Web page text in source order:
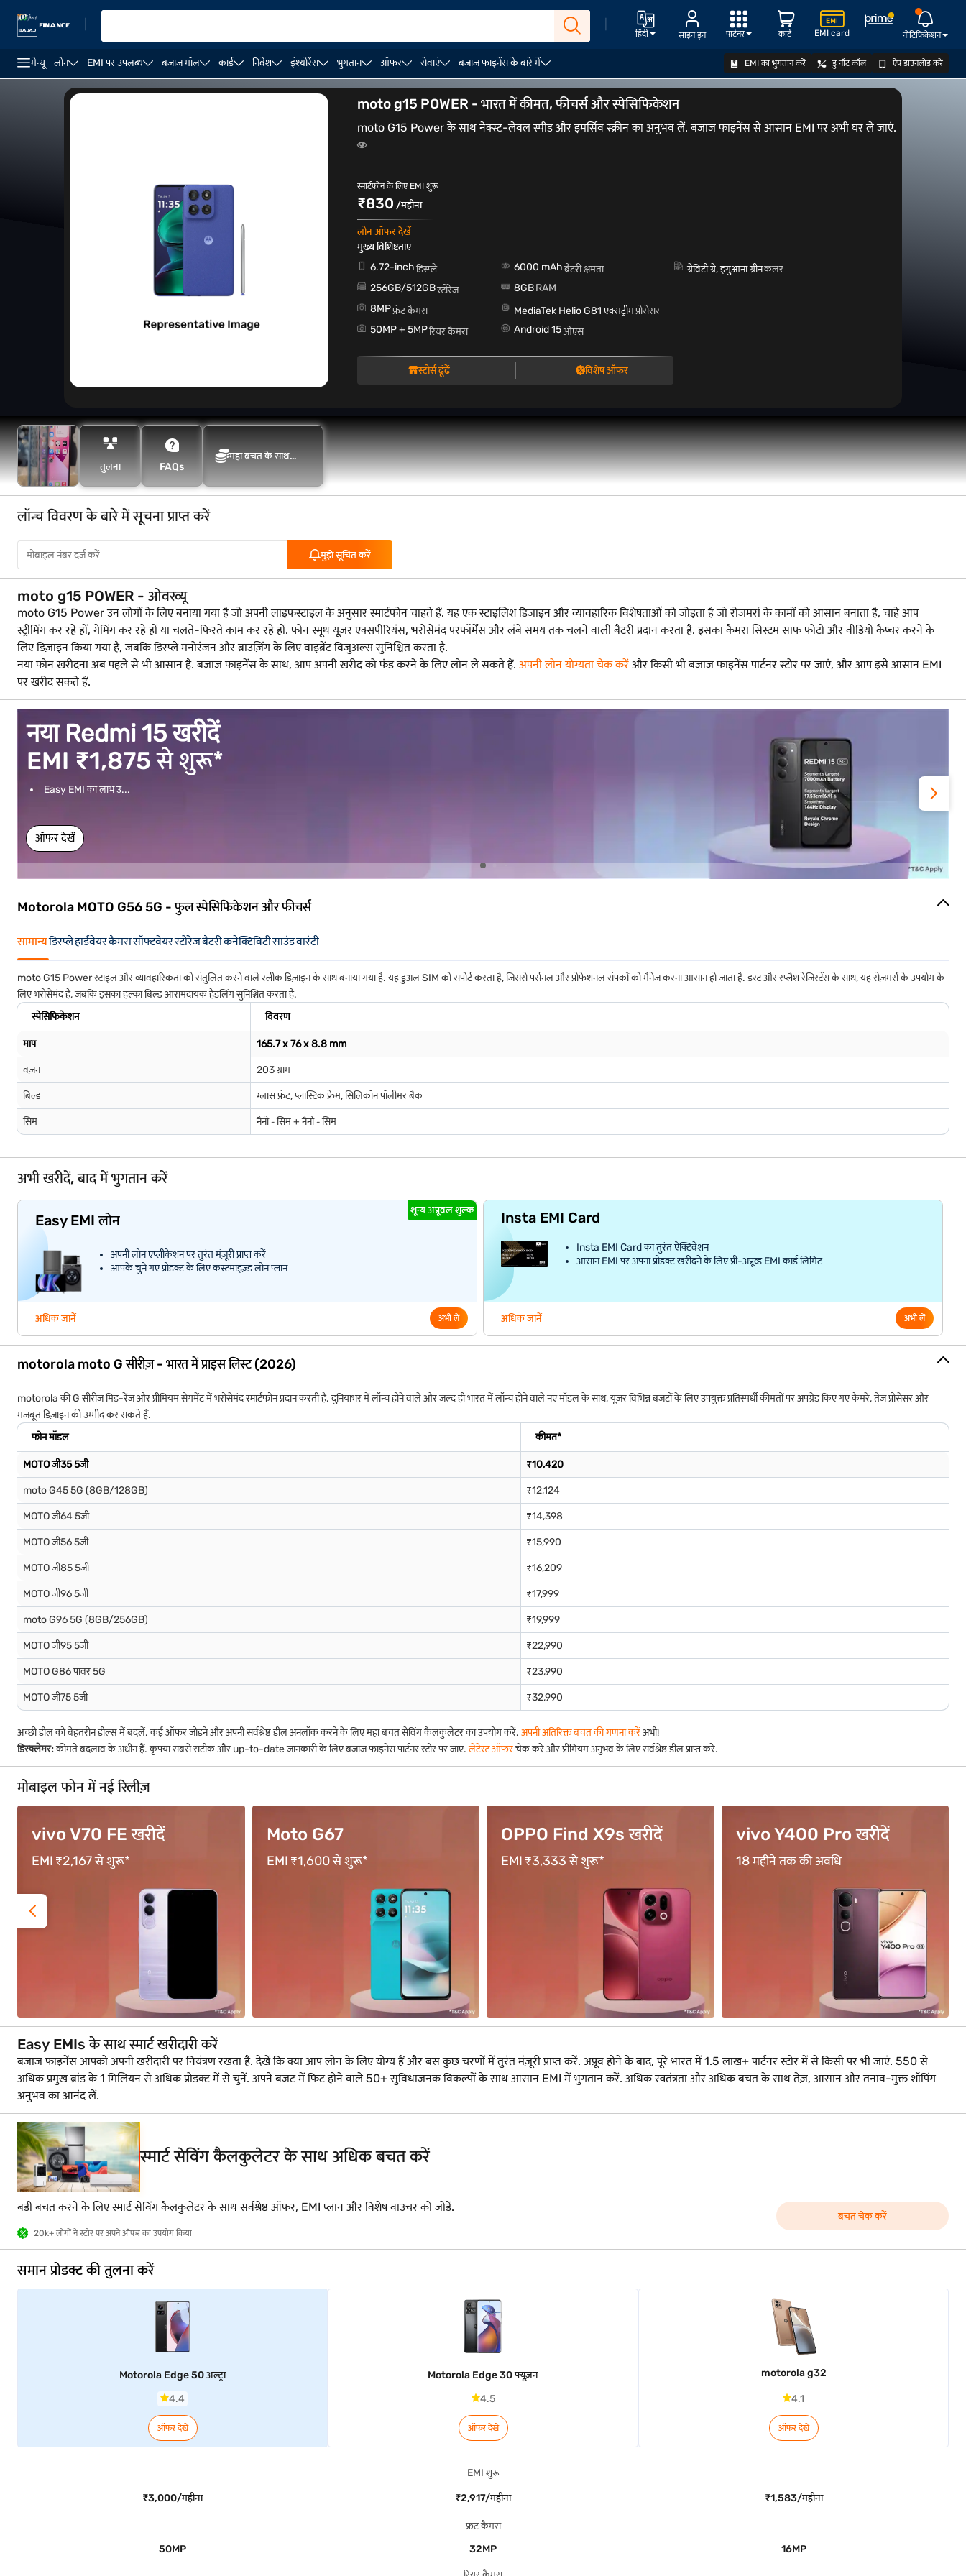
हिंदी साइन इन EMI card नोटिफिकेशन
कार्ट
पार्टनर
मेन्यू लोन EMI पर उपलब्ध बजाज मॉल कार्ड निवेश इंश्योरेंस भुगतान ऑफर सेवाएं बजाज फाइनेंस के बारे में EMI का भुगतान करें डु नॉट कॉल ऐप डाउनलोड करें
Motorola रेज़र 50 अल्ट्रा Motorola रेजर 60 Motorola रेजर 50 Motorola रेज़र 60 अल्ट्रा ऑफर देखें
moto g15 POWER - भारत में कीमत, फीचर्स और स्पेसिफिकेशन
moto G15 Power के साथ नेक्स्ट-लेवल स्पीड और इमर्सिव स्क्रीन का अनुभव लें. बजाज फाइनेंस से आसान EMI पर अभी घर ले जाएं.
स्मार्टफोन के लिए EMI शुरू
₹830 /महीना
लोन ऑफर देखें
मुख्य विशिष्टताएं
6.72-inchडिस्प्ले
256GB/512GBस्टोरेज
8MPफ्रंट कैमरा
50MP + 5MPरियर कैमरा
6000 mAhबैटरी क्षमता
8GBRAM
MediaTek Helio G81 एक्सट्रीमप्रोसेसर
Android 15ओएस
ग्रेविटी ग्रे, इगुआना ग्रीनकलर
स्टोर्स ढूंढें विशेष ऑफर
तुलना FAQs
महा बचत के साथ
लॉन्च विवरण के बारे में सूचना प्राप्त करें
मुझे सूचित करें
moto g15 POWER - ओवरव्यू
moto G15 Power उन लोगों के लिए बनाया गया है जो अपनी लाइफस्टाइल के अनुसार स्मार्टफोन चाहते हैं. यह एक स्टाइलिश डिज़ाइन और व्यावहारिक विशेषताओं को जोड़ता है जो रोजमर्रा के कामों को आसान बनाता है, चाहे आप
स्ट्रीमिंग कर रहे हों, गेमिंग कर रहे हों या चलते-फिरते काम कर रहे हों. फोन स्मूथ यूज़र एक्सपीरियंस, भरोसेमंद परफॉर्मेंस और लंबे समय तक चलने वाली बैटरी प्रदान करता है. इसका कैमरा सिस्टम साफ फोटो और वीडियो कैप्चर करने के
लिए डिज़ाइन किया गया है, जबकि डिस्प्ले मनोरंजन और ब्राउज़िंग के लिए वाइब्रेंट विजुअल्स सुनिश्चित करता है.
नया फोन खरीदना अब पहले से भी आसान है. बजाज फाइनेंस के साथ, आप अपनी खरीद को फंड करने के लिए लोन ले सकते हैं. अपनी लोन योग्यता चेक करें और किसी भी बजाज फाइनेंस पार्टनर स्टोर पर जाएं, और आप इसे आसान EMI
पर खरीद सकते हैं.
नया Redmi 15 खरीदें
EMI ₹1,875 से शुरू*
Easy EMI का लाभ उ...
ऑफर देखें
Motorola MOTO G56 5G - फुल स्पेसिफिकेशन और फीचर्स
सामान्यडिस्प्लेहार्डवेयरकैमरासॉफ्टवेयरस्टोरेजबैटरीकनेक्टिविटीसाउंडवारंटी
moto G15 Power स्टाइल और व्यावहारिकता को संतुलित करने वाले स्लीक डिज़ाइन के साथ बनाया गया है. यह डुअल SIM को सपोर्ट करता है, जिससे पर्सनल और प्रोफेशनल संपर्कों को मैनेज करना आसान हो जाता है. डस्ट और स्प्लैश रेजिस्टेंस के साथ, यह रोज़मर्रा के उपयोग के
लिए भरोसेमंद है, जबकि इसका हल्का बिल्ड आरामदायक हैंडलिंग सुनिश्चित करता है.
स्पेसिफिकेशन
विवरण
माप 165.7 x 76 x 8.8 mm
वज़न 203 ग्राम
बिल्ड ग्लास फ्रंट, प्लास्टिक फ्रेम, सिलिकॉन पॉलीमर बैक
सिम नैनो ‐ सिम + नैनो ‐ सिम
अभी खरीदें, बाद में भुगतान करें
शून्य अप्रूवल शुल्क
Easy EMI लोन
अपनी लोन एप्लीकेशन पर तुरंत मंज़ूरी प्राप्त करें
आपके चुने गए प्रोडक्ट के लिए कस्टमाइज़्ड लोन प्लान
अधिक जानें अभी लें
Insta EMI Card
Insta EMI Card का तुरंत ऐक्टिवेशन
आसान EMI पर अपना प्रोडक्ट खरीदने के लिए प्री-अप्रूव्ड EMI कार्ड लिमिट
अधिक जानें अभी लें
motorola moto G सीरीज़ - भारत में प्राइस लिस्ट (2026)
motorola की G सीरीज़ मिड-रेंज और प्रीमियम सेगमेंट में भरोसेमंद स्मार्टफोन प्रदान करती है. दुनियाभर में लॉन्च होने वाले और जल्द ही भारत में लॉन्च होने वाले नए मॉडल के साथ, यूज़र विभिन्न बजटों के लिए उपयुक्त प्रतिस्पर्धी कीमतों पर अपग्रेड किए गए कैमरे, तेज़ प्रोसेसर और
मजबूत डिज़ाइन की उम्मीद कर सकते हैं.
फोन मॉडल
कीमत*
MOTO जी35 5जी ₹10,420
moto G45 5G (8GB/128GB) ₹12,124
MOTO जी64 5जी ₹14,398
MOTO जी56 5जी ₹15,990
MOTO जी85 5जी ₹16,209
MOTO जी96 5जी ₹17,999
moto G96 5G (8GB/256GB) ₹19,999
MOTO जी95 5जी ₹22,990
MOTO G86 पावर 5G ₹23,990
MOTO जी75 5जी ₹32,990
अच्छी डील को बेहतरीन डील्स में बदलें. कई ऑफर जोड़ने और अपनी सर्वश्रेष्ठ डील अनलॉक करने के लिए महा बचत सेविंग कैलकुलेटर का उपयोग करें. अपनी अतिरिक्त बचत की गणना करेंअभी!
डिस्क्लेमर:कीमतें बदलाव के अधीन हैं. कृपया सबसे सटीक और up-to-date जानकारी के लिए बजाज फाइनेंस पार्टनर स्टोर पर जाएं.लेटेस्ट ऑफरचेक करें और प्रीमियम अनुभव के लिए सर्वश्रेष्ठ डील प्राप्त करें.
मोबाइल फोन में नई रिलीज़
Moto G67
EMI ₹1,600 से शुरू*
OPPO Find X9s खरीदें
EMI ₹3,333 से शुरू*
vivo Y400 Pro खरीदें
18 महीने तक की अवधि
BFL500 कोड का उपयोग ...
₹500 का सीधा कैशबैक पाएं*
Easy EMIs के साथ स्मार्ट खरीदारी करें
बजाज फाइनेंस आपको अपनी खरीदारी पर नियंत्रण रखता है. देखें कि क्या आप लोन के लिए योग्य हैं और बस कुछ चरणों में तुरंत मंज़ूरी प्राप्त करें. अप्रूव होने के बाद, पूरे भारत में 1.5 लाख+ पार्टनर स्टोर में से किसी पर भी जाएं. 550 से
अधिक प्रमुख ब्रांड के 1 मिलियन से अधिक प्रोडक्ट में से चुनें. अपने बजट में फिट होने वाले 50+ सुविधाजनक विकल्पों के साथ आसान EMI में भुगतान करें. अधिक स्वतंत्रता और अधिक बचत के साथ तेज़, आसान और तनाव-मुक्त शॉपिंग
अनुभव का आनंद लें.
स्मार्ट सेविंग कैलकुलेटर के साथ अधिक बचत करें
बड़ी बचत करने के लिए स्मार्ट सेविंग कैलकुलेटर के साथ सर्वश्रेष्ठ ऑफर, EMI प्लान और विशेष वाउचर को जोड़ें.
20k+ लोगों ने स्टोर पर अपने ऑफर का उपयोग किया
बचत चेक करें
समान प्रोडक्ट की तुलना करें
Motorola Edge 50 अल्ट्रा
4.4
ऑफर देखें
Motorola Edge 30 फ्यूज़न
4.5
ऑफर देखें
motorola g32
4.1
ऑफर देखें
EMI शुरू
₹3,000/महीना ₹2,917/महीना ₹1,583/महीना
फ्रंट कैमरा
50MP
32MP 16MP